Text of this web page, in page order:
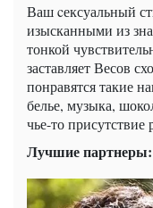
Ваш cексуальный
изысканными из
тонкой
заставляет Весов
понравятся такие
белье, музыка,
чье-то присутствие
Лучшие партнеры: